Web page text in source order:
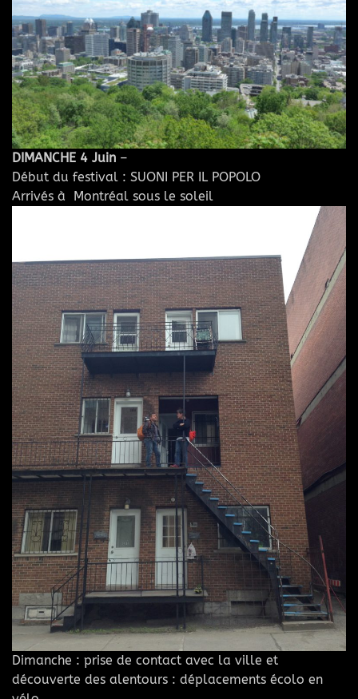
DIMANCHE 4 Juin –
Début du festival : SUONI PER IL POPOLO
Arrivés à Montréal sous le soleil
Dimanche : prise de contact avec la ville et
découverte des alentours : déplacements écolo en